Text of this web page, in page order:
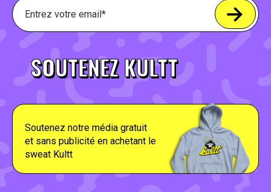
SOUTENEZ KULTT
Soutenez notre média gratuit
et sans publicité en achetant le
sweat Kultt